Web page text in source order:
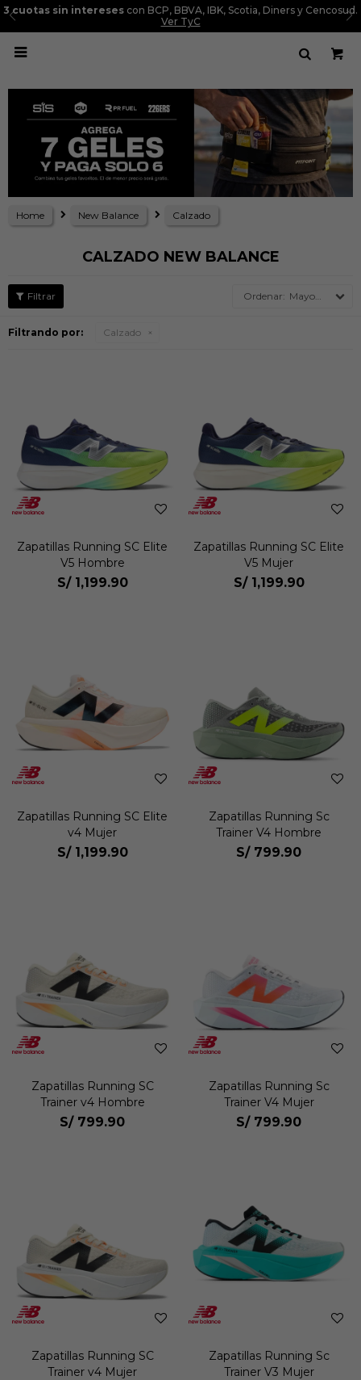
3 cuotas sin intereses con BCP, BBVA, IBK, Scotia, Diners y Cencosud.
Ver TyC

Home New Balance Calzado
CALZADO NEW BALANCE
Mayor precio
Filtrando por: Calzado
Zapatillas Running SC Elite
V5 Hombre
S/ 1,199.90
Zapatillas Running SC Elite
V5 Mujer
S/ 1,199.90
Zapatillas Running SC Elite
v4 Mujer
S/ 1,199.90
Zapatillas Running Sc
Trainer V4 Hombre
S/ 799.90
Zapatillas Running SC
Trainer v4 Hombre
S/ 799.90
Zapatillas Running Sc
Trainer V4 Mujer
S/ 799.90
Zapatillas Running SC
Trainer v4 Mujer
Zapatillas Running Sc
Trainer V3 Mujer